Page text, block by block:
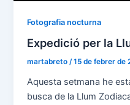
Fotografia nocturna
Expedició per la
martabreto/15 de febrer de
Aquesta setmana he
busca de la Llum